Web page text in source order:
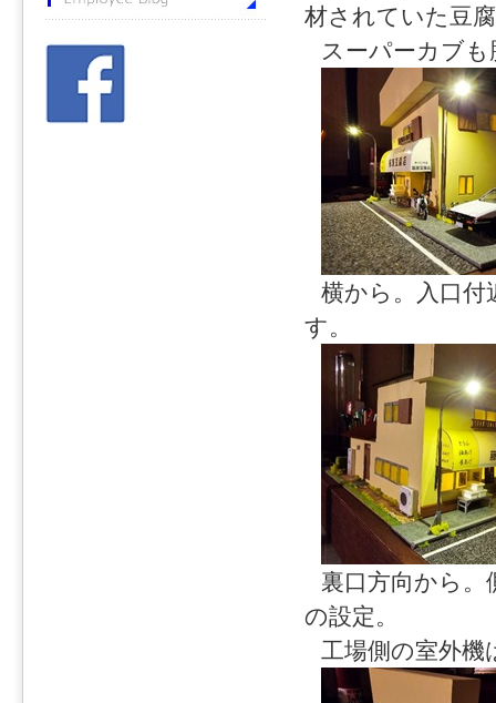
材されていた豆
スーパーカブ
横から。入口
す。
裏口方向から
の設定。
工場側の室外